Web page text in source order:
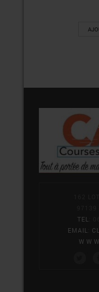
TEL
EMAIL